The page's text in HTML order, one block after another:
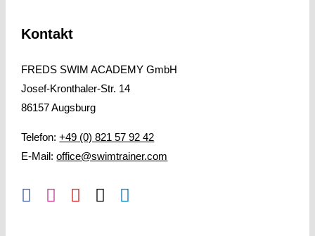
Kontakt
FREDS SWIM ACADEMY GmbH
Josef-Kronthaler-Str. 14
86157 Augsburg
Telefon:+49 (0) 821 57 92 42
E-Mail:office@swimtrainer.com